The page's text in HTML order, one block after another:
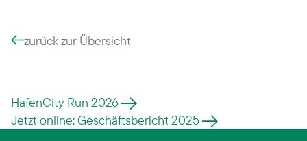
zurück zur Übersicht
HafenCity Run 2026
Jetzt online: Geschäftsbericht 2025